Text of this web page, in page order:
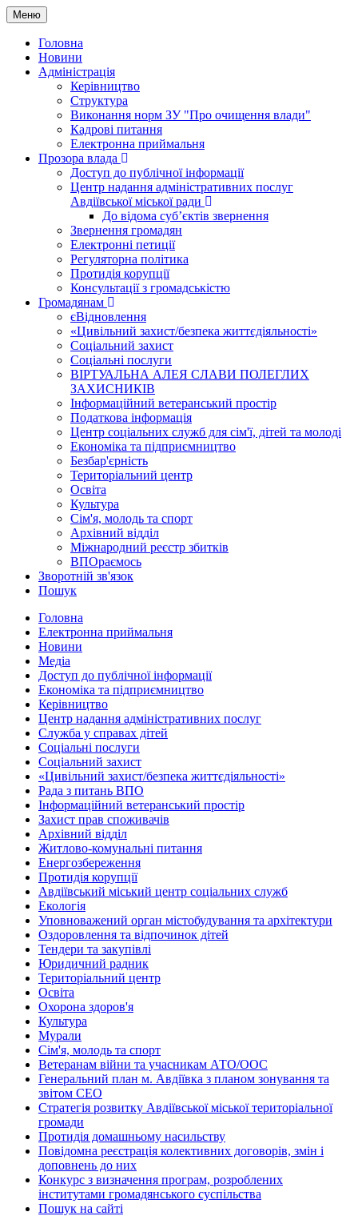
Меню
Головна
Новини
Адміністрація
Керівництво
Структура
Виконання норм ЗУ "Про очищення влади"
Кадрові питання
Електронна приймальня
Прозора влада
Доступ до публічної інформації
Центр надання адміністративних послуг
Авдіївської міської ради
До відома суб’єктів звернення
Звернення громадян
Електронні петиції
Регуляторна політика
Протидія корупції
Консультації з громадськістю
Громадянам
єВідновлення
«Цивільний захист/безпека життєдіяльності»
Соціальний захист
Соціальні послуги
ВІРТУАЛЬНА АЛЕЯ СЛАВИ ПОЛЕГЛИХ
ЗАХИСНИКІВ
Інформаційний ветеранський простір
Податкова інформація
Центр соціальних служб для сім'ї, дітей та молоді
Економіка та підприємництво
Безбар'єрність
Територіальний центр
Освіта
Культура
Сім'я, молодь та спорт
Архівний відділ
Міжнародний реєстр збитків
ВПОраємось
Зворотній зв'язок
Пошук
Головна
Електронна приймальня
Новини
Медіа
Доступ до публічної інформації
Економіка та підприємництво
Керівництво
Центр надання адміністративних послуг
Служба у справах дітей
Соціальні послуги
Соціальний захист
«Цивільний захист/безпека життєдіяльності»
Рада з питань ВПО
Інформаційний ветеранський простір
Захист прав споживачів
Архівний відділ
Житлово-комунальні питання
Енергозбереження
Протидія корупції
Авдіївський міський центр соціальних служб
Екологія
Уповноважений орган містобудування та архітектури
Оздоровлення та відпочинок дітей
Тендери та закупівлі
Юридичний радник
Територіальний центр
Освіта
Охорона здоров'я
Культура
Мурали
Сім'я, молодь та спорт
Ветеранам війни та учасникам АТО/ООС
Генеральний план м. Авдіївка з планом зонування та
звітом СЕО
Стратегія розвитку Авдіївської міської територіальної
громади
Протидія домашньому насильству
Повідомна реєстрація колективних договорів, змін і
доповнень до них
Конкурс з визначення програм, розроблених
інститутами громадянського суспільства
Пошук на сайті